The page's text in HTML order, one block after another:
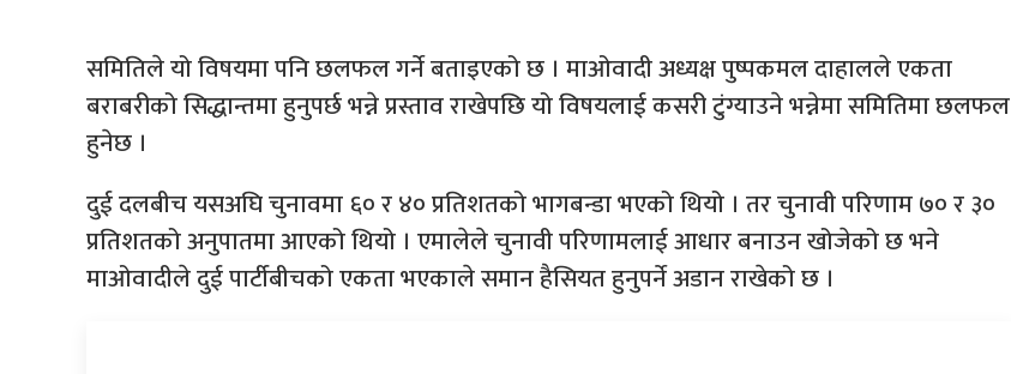
समितिले यो विषयमा पनि छलफल गर्ने बताइएको छ । माओवादी अध्यक्ष पुष्पकमल दाहालले एकता
बराबरीको सिद्धान्तमा हुनुपर्छ भन्ने प्रस्ताव राखेपछि यो विषयलाई कसरी टुंग्याउने भन्नेमा समितिमा छलफल
हुनेछ ।
दुई दलबीच यसअघि चुनावमा ६० र ४० प्रतिशतको भागबन्डा भएको थियो । तर चुनावी परिणाम ७० र ३०
प्रतिशतको अनुपातमा आएको थियो । एमालेले चुनावी परिणामलाई आधार बनाउन खोजेको छ भने
माओवादीले दुई पार्टीबीचको एकता भएकाले समान हैसियत हुनुपर्ने अडान राखेको छ ।